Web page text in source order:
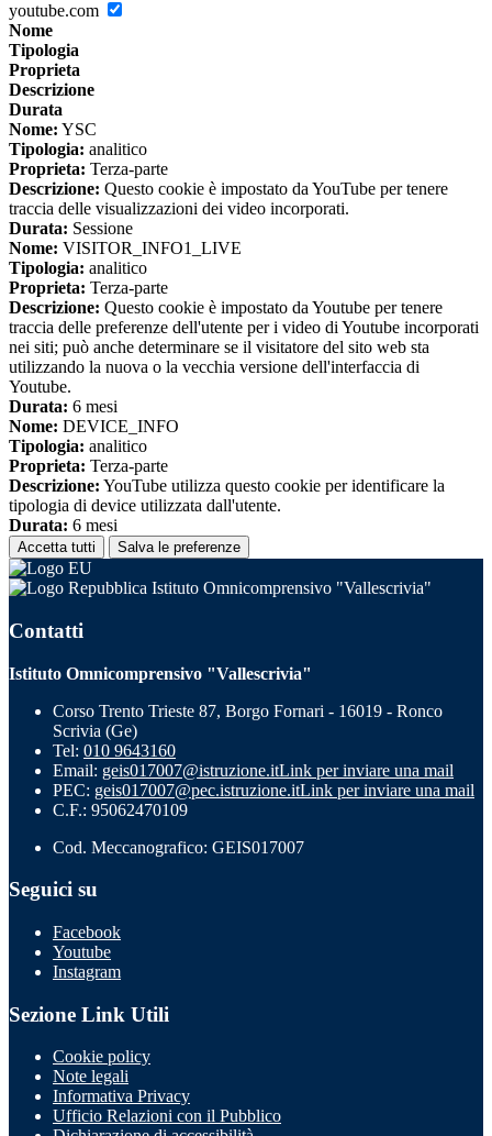
youtube.com
Nome
Tipologia
Proprieta
Descrizione
Durata
Nome: YSC
Tipologia: analitico
Proprieta: Terza-parte
Descrizione: Questo cookie è impostato da YouTube per tenere
traccia delle visualizzazioni dei video incorporati.
Durata: Sessione
Nome: VISITOR_INFO1_LIVE
Tipologia: analitico
Proprieta: Terza-parte
Descrizione: Questo cookie è impostato da Youtube per tenere
traccia delle preferenze dell'utente per i video di Youtube incorporati
nei siti; può anche determinare se il visitatore del sito web sta
utilizzando la nuova o la vecchia versione dell'interfaccia di
Youtube.
Durata: 6 mesi
Nome: DEVICE_INFO
Tipologia: analitico
Proprieta: Terza-parte
Descrizione: YouTube utilizza questo cookie per identificare la
tipologia di device utilizzata dall'utente.
Durata: 6 mesi
Accetta tutti Salva le preferenze
Istituto Omnicomprensivo "Vallescrivia"
Contatti
Istituto Omnicomprensivo "Vallescrivia"
Corso Trento Trieste 87, Borgo Fornari - 16019 - Ronco
Scrivia (Ge)
Tel: 010 9643160
Email: geis017007@istruzione.itLink per inviare una mail
PEC: geis017007@pec.istruzione.itLink per inviare una mail
C.F.: 95062470109
Cod. Meccanografico: GEIS017007
Seguici su
Facebook
Youtube
Instagram
Sezione Link Utili
Cookie policy
Note legali
Informativa Privacy
Ufficio Relazioni con il Pubblico